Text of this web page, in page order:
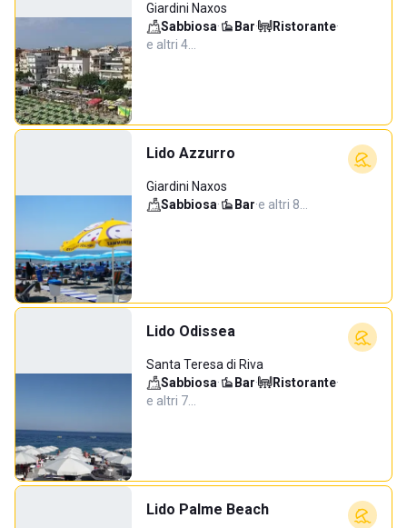
Giardini Naxos
Sabbiosa· Bar· Ristorante·
e altri 4…
Lido Azzurro
Giardini Naxos
Sabbiosa· Bar·e altri 8…
Lido Odissea
Santa Teresa di Riva
Sabbiosa· Bar· Ristorante·
e altri 7…
Lido Palme Beach